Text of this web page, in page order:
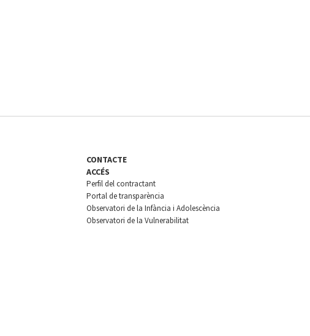
CONTACTE
ACCÉS
Perfil del contractant
Portal de transparència
Observatori de la Infància i Adolescència
Observatori de la Vulnerabilitat